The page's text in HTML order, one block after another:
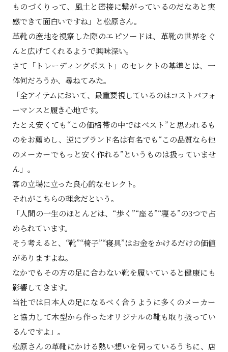
ものづくりって、風土と密接に繋がっているのだなあと実
感できて面白いですね」と松原さん。
革靴の産地を視察した際のエピソードは、革靴の世界をぐ
んと広げてくれるようで興味深い。
さて「トレーディングポスト」のセレクトの基準とは、一
体何だろうか、尋ねてみた。
「全アイテムにおいて、最重要視しているのはコストパフォ
ーマンスと履き心地です。
たとえ安くても“この価格帯の中ではベスト”と思われるも
のをお薦めし、逆にブランド名は有名でも“この品質なら他
のメーカーでもっと安く作れる”というものは扱っていませ
ん」。
客の立場に立った良心的なセレクト。
それがこちらの理念だという。
「人間の一生のほとんどは、“歩く”“座る”“寝る”の3つで占
められています。
そう考えると、“靴”“椅子”“寝具”はお金をかけるだけの価値
がありますよね。
なかでもその方の足に合わない靴を履いていると健康にも
影響してきます。
当社では日本人の足になるべく合うように多くのメーカー
と協力して木型から作ったオリジナルの靴も取り扱ってい
るんですよ」。
松原さんの革靴にかける熱い想いを伺っているうちに、店